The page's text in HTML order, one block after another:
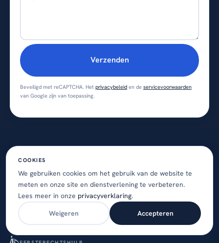
Verzenden
Beveiligd met reCAPTCHA. Het privacybeleid en de servicevoorwaarden
van Google zijn van toepassing.
Lagendijk 64a, 1541 KC Koog aan de Zaan
088 544 4333·info@ftwadvocaten.nl
AANGESLOTEN BIJ
COOKIES
We gebruiken cookies om het gebruik van de website te
meten en onze site en dienstverlening te verbeteren.
Lees meer in onze privacyverklaring.
Weigeren
Accepteren